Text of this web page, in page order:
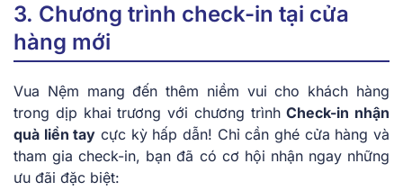
3. Chương trình check-in tại cửa
hàng mới
Vua Nệm mang đến thêm niềm vui cho khách hàng
trong dịp khai trương với chương trìnhCheck-in nhận
quà liền tay cực kỳ hấp dẫn! Chỉ cần ghé cửa hàng và
tham gia check-in, bạn đã có cơ hội nhận ngay những
ưu đãi đặc biệt: